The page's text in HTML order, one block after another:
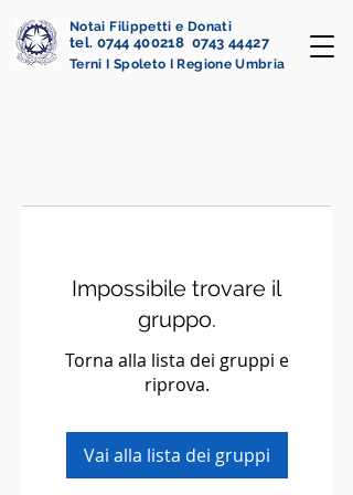
Notai Filippetti e Donati
tel. 0744 400218 0743 44427
Terni I Spoleto I Regione Umbria
Impossibile trovare il
gruppo.
Torna alla lista dei gruppi e
riprova.
Vai alla lista dei gruppi